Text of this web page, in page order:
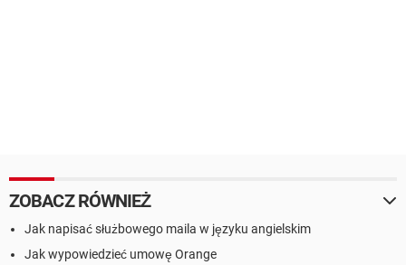
ZOBACZ RÓWNIEŻ
Jak napisać służbowego maila w języku angielskim
Jak wypowiedzieć umowę Orange